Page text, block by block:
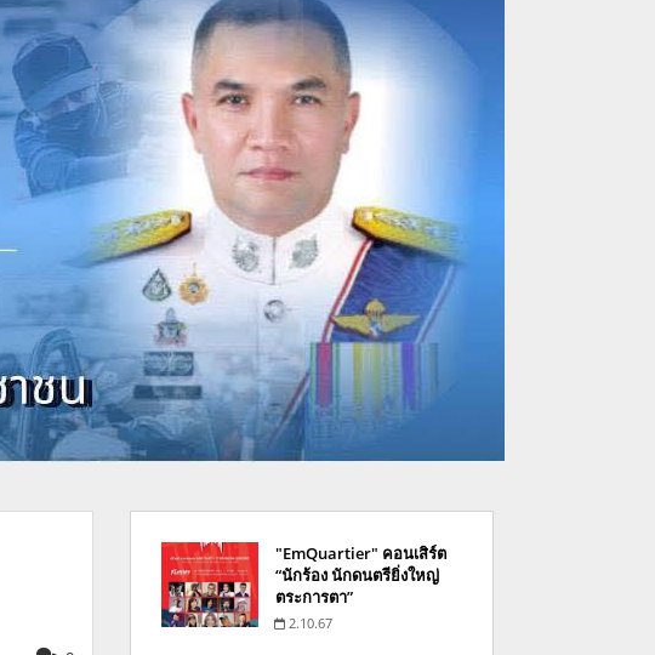
"EmQuartier" คอนเสิร์ต
“นักร้อง นักดนตรียิ่งใหญ่
ตระการตา”
2.10.67